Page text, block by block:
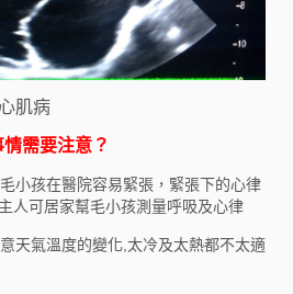
肌病
需要注意？
小孩在醫院容易緊張，緊張下的心律
人可居家幫毛小孩測量呼吸及心律
天氣溫度的變化,太冷及太熱都不太適